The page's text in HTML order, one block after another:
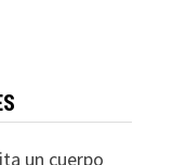
un cuerpo